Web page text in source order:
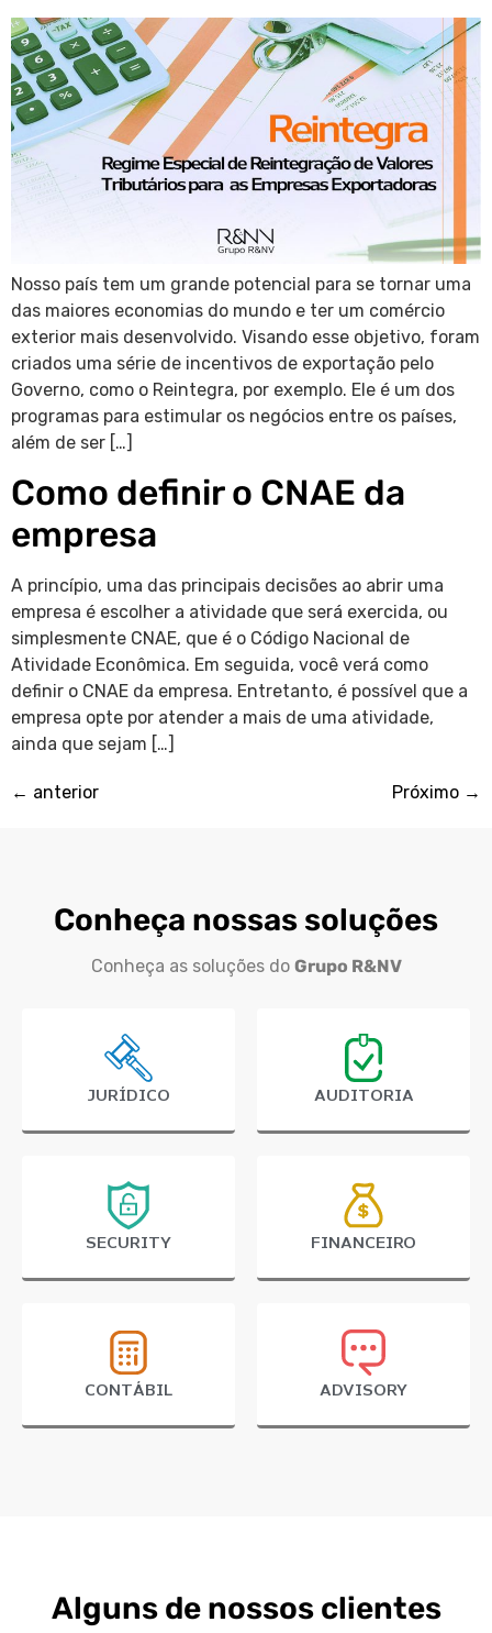
Nosso país tem um grande potencial para se tornar uma
das maiores economias do mundo e ter um comércio
exterior mais desenvolvido. Visando esse objetivo, foram
criados uma série de incentivos de exportação pelo
Governo, como o Reintegra, por exemplo. Ele é um dos
programas para estimular os negócios entre os países,
além de ser […]
Como definir o CNAE da
empresa
A princípio, uma das principais decisões ao abrir uma
empresa é escolher a atividade que será exercida, ou
simplesmente CNAE, que é o Código Nacional de
Atividade Econômica. Em seguida, você verá como
definir o CNAE da empresa. Entretanto, é possível que a
empresa opte por atender a mais de uma atividade,
ainda que sejam […]
← anterior Próximo →
Conheça nossas soluções
Conheça as soluções do Grupo R&NV
JURÍDICO AUDITORIA
SECURITY FINANCEIRO
CONTÁBIL ADVISORY
Alguns de nossos clientes